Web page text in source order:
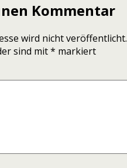
Kommentar
wird nicht veröffentlicht.
sind mit* markiert